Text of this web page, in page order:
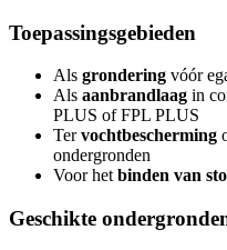
Toepassingsgebieden
Als grondering vóór
Als aanbrandlaag in
PLUS of FPL PLUS
Tervochtbescherming
ondergronden
Voor het binden van
Geschikte